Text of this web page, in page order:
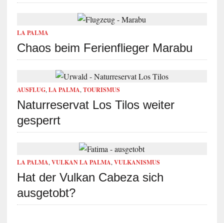
LA PALMA
Chaos beim Ferienflieger Marabu
AUSFLUG, LA PALMA, TOURISMUS
Naturreservat Los Tilos weiter
gesperrt
LA PALMA, VULKAN LA PALMA, VULKANISMUS
Hat der Vulkan Cabeza sich
ausgetobt?